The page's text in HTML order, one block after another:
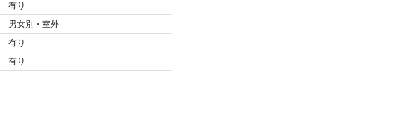
有り
男女別・室外
有り
有り